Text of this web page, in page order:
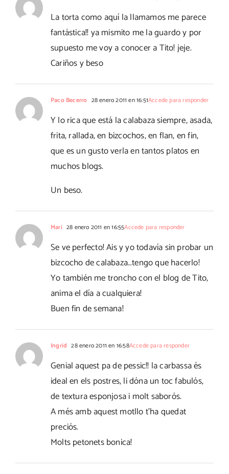
La torta como aquí la llamamos me parece
fantástica!! ya mismito me la guardo y por
supuesto me voy a conocer a Tito! jeje.
Cariños y beso
Paco Becerro 28 enero 2011 en 16:51Accede para responder
Y lo rica que está la calabaza siempre, asada,
frita, rallada, en bizcochos, en flan, en fin,
que es un gusto verla en tantos platos en
muchos blogs.
Un beso.
Mari 28 enero 2011 en 16:55Accede para responder
Se ve perfecto! Ais y yo todavía sin probar un
bizcocho de calabaza…tengo que hacerlo!
Yo también me troncho con el blog de Tito,
anima el día a cualquiera!
Buen fin de semana!
Ingrid 28 enero 2011 en 16:58Accede para responder
Genial aquest pa de pessic!! la carbassa és
ideal en els postres, li dóna un toc fabulós,
de textura esponjosa i molt saborós.
A més amb aquest motllo t'ha quedat
preciós.
Molts petonets bonica!